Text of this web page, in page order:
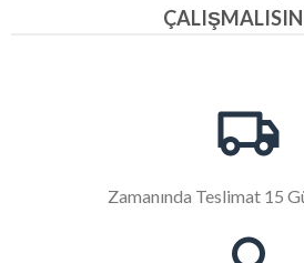
Zamanında Teslimat 15